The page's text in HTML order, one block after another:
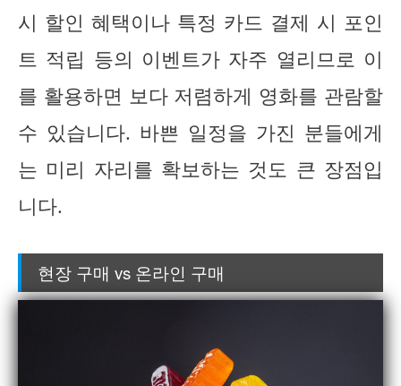
시 할인 혜택이나 특정 카드 결제 시 포인
트 적립 등의 이벤트가 자주 열리므로 이
를 활용하면 보다 저렴하게 영화를 관람할
수 있습니다. 바쁜 일정을 가진 분들에게
는 미리 자리를 확보하는 것도 큰 장점입
니다.
현장 구매 vs 온라인 구매